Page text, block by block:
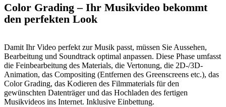
Color Grading – Ihr Musikvideo bekommt
den perfekten Look
Damit Ihr Video perfekt zur Musik passt, müssen Sie Aussehen,
Bearbeitung und Soundtrack optimal anpassen. Diese Phase umfasst
die Feinbearbeitung des Materials, die Vertonung, die 2D-/3D-
Animation, das Compositing (Entfernen des Greenscreens etc.), das
Color Grading, das Kodieren des Filmmaterials für den
gewünschten Datenträger und das Hochladen des fertigen
Musikvideos ins Internet. Inklusive Einbettung.